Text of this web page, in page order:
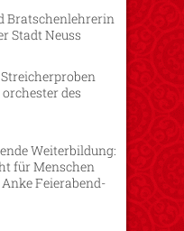
Bratschenlehrerin
Stadt Neuss
des
Weiterbildung:
für Menschen
Feierabend-